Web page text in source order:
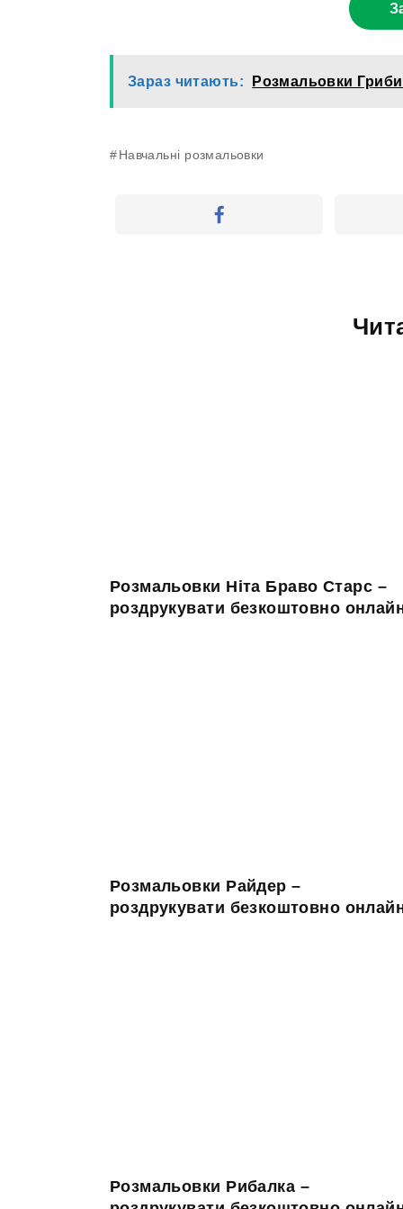
Зараз читають: Розмальовки
Навчальні розмальовки
Розмальовки Ніта Браво Старс –
роздрукувати безкоштовно
Розмальовки Райдер –
роздрукувати безкоштовно
Розмальовки Рибалка –